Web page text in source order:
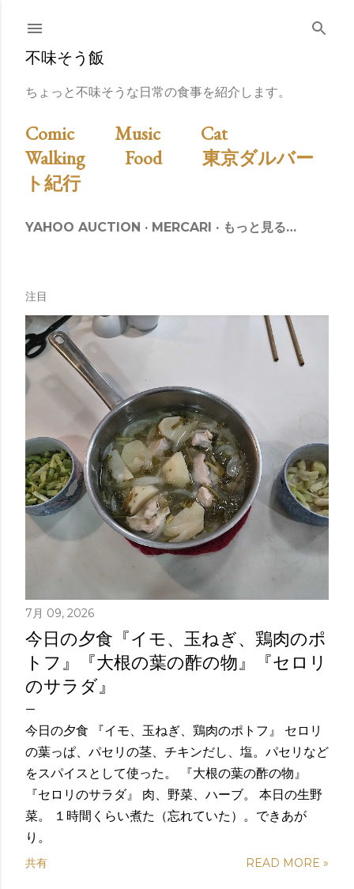
スキップしてメイン コンテンツに移動
不味そう飯
ちょっと不味そうな日常の食事を紹介します。
Comic Music
Cat
Walking
Food
東京ダルバー
ト紀行
YAHOO AUCTION MERCARI もっと見る…
投
稿
注目
7月 09, 2026
今日の夕食『イモ、玉ねぎ、鶏肉のポ
トフ』『大根の葉の酢の物』『セロリ
のサラダ』
今日の夕食 『イモ、玉ねぎ、鶏肉のポトフ』 セロリ
の葉っぱ、パセリの茎、チキンだし、塩。パセリなど
をスパイスとして使った。 『大根の葉の酢の物』
『セロリのサラダ』 肉、野菜、ハーブ。 本日の生野
菜。 １時間くらい煮た（忘れていた）。できあが
り。
共有 READ MORE »